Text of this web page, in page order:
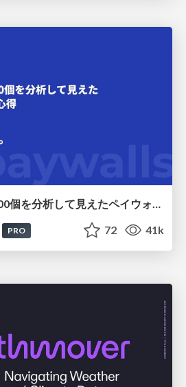
世界の人気アプリ100個を分析して見えたペイウォール設計の心得
PRO 72 41k